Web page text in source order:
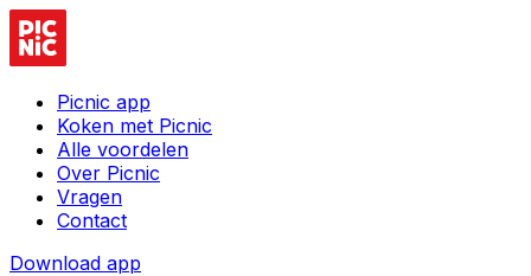
Picnic app
Koken met Picnic
Alle voordelen
Over Picnic
Vragen
Contact
Download app